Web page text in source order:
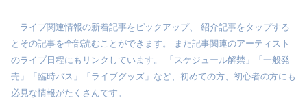
ライブ関連情報の新着記事をピックアップ、 紹介記事をタップする
とその記事を全部読むことができます。 また記事関連のアーティスト
のライブ日程にもリンクしています。 「スケジュール解禁」「一般発
売」「臨時バス」「ライブグッズ」など、初めての方、初心者の方にも
必見な情報がたくさんです。